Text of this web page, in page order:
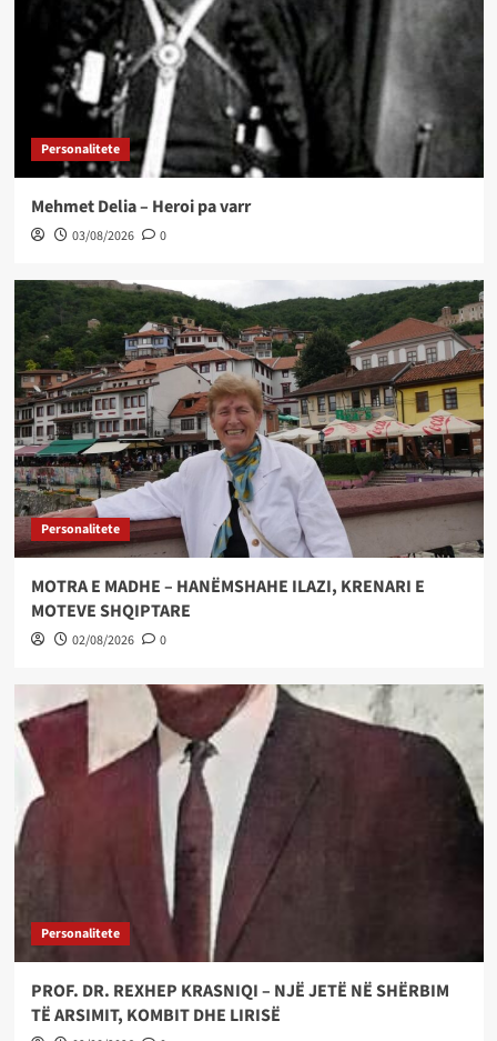
Personalitete
Mehmet Delia – Heroi pa varr
03/08/2026 0
Personalitete
MOTRA E MADHE – HANËMSHAHE ILAZI, KRENARI E
MOTEVE SHQIPTARE
02/08/2026 0
Personalitete
PROF. DR. REXHEP KRASNIQI – NJË JETË NË SHËRBIM
TË ARSIMIT, KOMBIT DHE LIRISË